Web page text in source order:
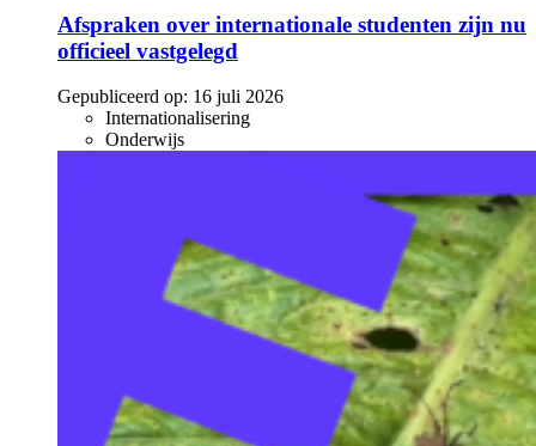
Afspraken over internationale studenten zijn nu
officieel vastgelegd
Gepubliceerd op: 16 juli 2026
Internationalisering
Onderwijs